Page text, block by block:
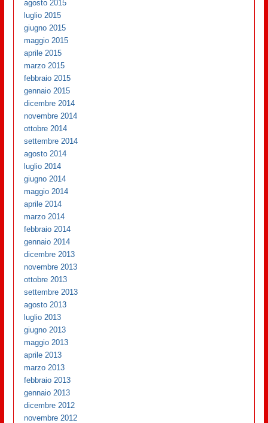
agosto 2015
luglio 2015
giugno 2015
maggio 2015
aprile 2015
marzo 2015
febbraio 2015
gennaio 2015
dicembre 2014
novembre 2014
ottobre 2014
settembre 2014
agosto 2014
luglio 2014
giugno 2014
maggio 2014
aprile 2014
marzo 2014
febbraio 2014
gennaio 2014
dicembre 2013
novembre 2013
ottobre 2013
settembre 2013
agosto 2013
luglio 2013
giugno 2013
maggio 2013
aprile 2013
marzo 2013
febbraio 2013
gennaio 2013
dicembre 2012
novembre 2012